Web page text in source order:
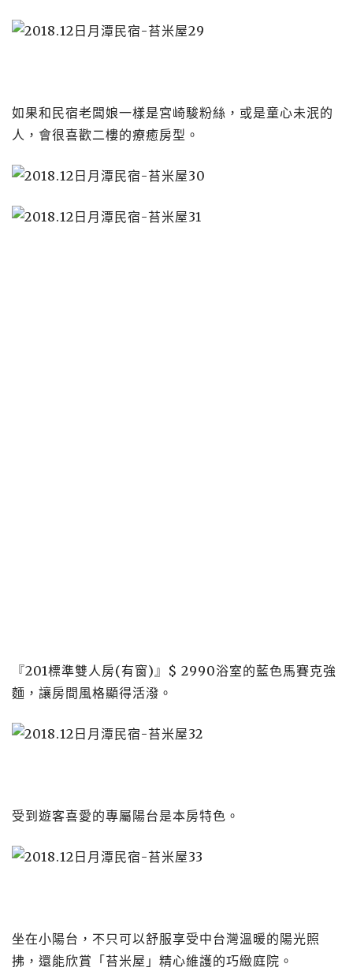
如果和民宿老闆娘一樣是宮崎駿粉絲，或是童心未泯的
人，會很喜歡二樓的療癒房型。
『201標準雙人房(有窗)』$ 2990浴室的藍色馬賽克強
麵，讓房間風格顯得活潑。
受到遊客喜愛的專屬陽台是本房特色。
坐在小陽台，不只可以舒服享受中台灣溫暖的陽光照
拂，還能欣賞「苔米屋」精心維護的巧緻庭院。